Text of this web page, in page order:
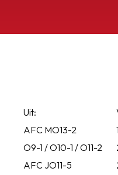
Uit:
AFC MO13-2
O9-1 / O10-1 / O11-2
AFC JO11-5